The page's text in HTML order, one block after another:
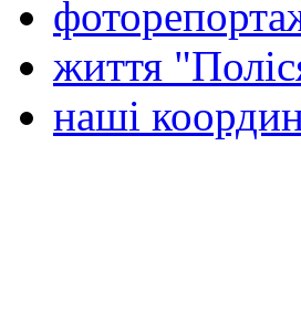
життя
наші